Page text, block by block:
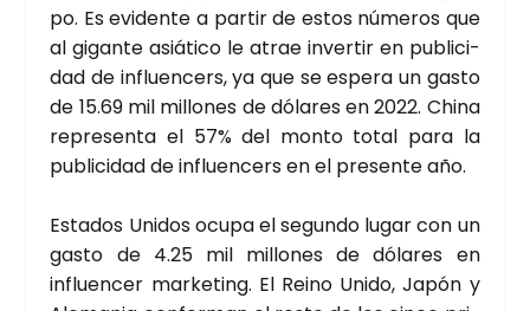
po. Es evi­den­te a par­tir de estos núme­ros que
al gigan­te asiá­ti­co le atrae inver­tir en publi­ci­
dad de influen­cers, ya que se espe­ra un gas­to
de 15.69 mil millo­nes de dóla­res en 2022. Chi­na
repre­sen­ta el 57% del mon­to total para la
publi­ci­dad de influen­cers en el pre­sen­te año.
Esta­dos Uni­dos ocu­pa el segun­do lugar con un
gas­to de 4.25 mil millo­nes de dóla­res en
influen­cer mar­ke­ting. El Rei­no Uni­do, Japón y